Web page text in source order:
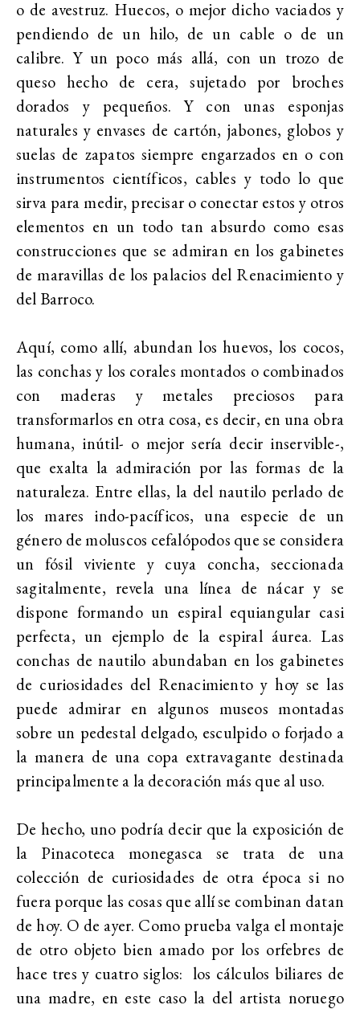
o de avestruz. Huecos, o mejor dicho vaciados y
pendiendo de un hilo, de un cable o de un
calibre. Y un poco más allá, con un trozo de
queso hecho de cera, sujetado por broches
dorados y pequeños. Y con unas esponjas
naturales y envases de cartón, jabones, globos y
suelas de zapatos siempre engarzados en o con
instrumentos científicos, cables y todo lo que
sirva para medir, precisar o conectar estos y otros
elementos en un todo tan absurdo como esas
construcciones que se admiran en los gabinetes
de maravillas de los palacios del Renacimiento y
del Barroco.
Aquí, como allí, abundan los huevos, los cocos,
las conchas y los corales montados o combinados
con maderas y metales preciosos para
transformarlos en otra cosa, es decir, en una obra
humana, inútil- o mejor sería decir inservible-,
que exalta la admiración por las formas de la
naturaleza. Entre ellas, la del nautilo perlado de
los mares indo-pacíficos, una especie de un
género de moluscos cefalópodos que se considera
un fósil viviente y cuya concha, seccionada
sagitalmente, revela una línea de nácar y se
dispone formando un espiral equiangular casi
perfecta, un ejemplo de la espiral áurea. Las
conchas de nautilo abundaban en los gabinetes
de curiosidades del Renacimiento y hoy se las
puede admirar en algunos museos montadas
sobre un pedestal delgado, esculpido o forjado a
la manera de una copa extravagante destinada
principalmente a la decoración más que al uso.
De hecho, uno podría decir que la exposición de
la Pinacoteca monegasca se trata de una
colección de curiosidades de otra época si no
fuera porque las cosas que allí se combinan datan
de hoy. O de ayer. Como prueba valga el montaje
de otro objeto bien amado por los orfebres de
hace tres y cuatro siglos: los cálculos biliares de
una madre, en este caso la del artista noruego